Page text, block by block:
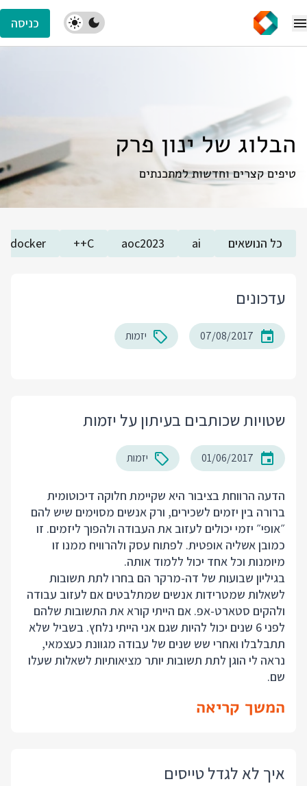
כניסה
הבלוג של ינון פרק
טיפים קצרים וחדשות למתכנתים
כל הנושאים ai
aoc2023
C++
docker
עדכונים
07/08/2017 יזמות
שטויות שכותבים בעיתון על יזמות
01/06/2017 יזמות
הדעה הרווחת בציבור היא שקיימת חלוקה דיכוטומית
ברורה בין יזמים לשכירים, ורק אנשים מסוימים שיש להם
״אופי״ יזמי יכולים לעזוב את העבודה ולהפוך ליזמים. זו
כמובן אשליה אופטית. לפתוח עסק ולהרוויח ממנו זו
מיומנות וכל אחד יכול ללמוד אותה.
בגיליון שבועות של דה-מרקר הם בחרו לתת תשובות
לשאלות שמטרידות אנשים שמתלבטים אם לעזוב עבודה
ולהקים סטארט-אפ. אם הייתי קורא את התשובות שלהם
לפני 6 שנים יכול להיות שגם אני הייתי נלחץ. בשביל שלא
תתבלבלו ואחרי שש שנים של עבודה מגוונת כעצמאי,
נראה לי הוגן לתת תשובות יותר מציאותיות לשאלות שעלו
שם.
המשך קריאה
איך לא לגדל טייסים